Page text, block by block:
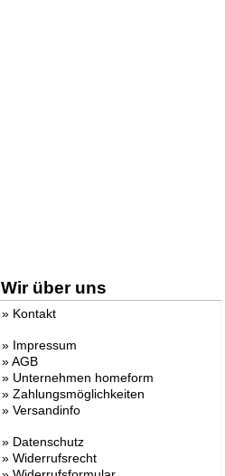
Wir über uns
» Kontakt
» Impressum
»AGB
» Unternehmen homeform
» Zahlungsmöglichkeiten
» Versandinfo
» Datenschutz
» Widerrufsrecht